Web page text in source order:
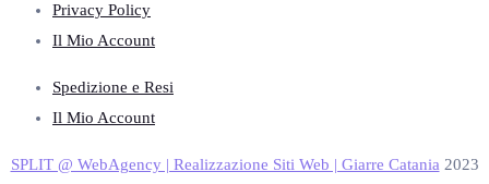
Privacy Policy
Il Mio Account
Spedizione e Resi
Il Mio Account
SPLIT @ WebAgency | Realizzazione Siti Web | Giarre Catania2023